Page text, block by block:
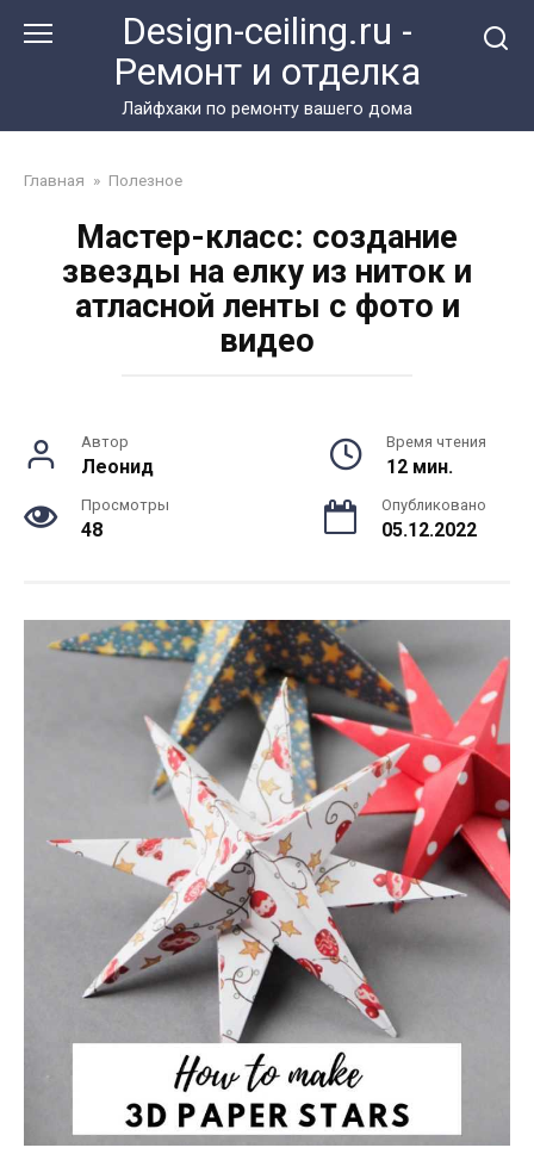
Design-ceiling.ru -
Ремонт и отделка
Лайфхаки по ремонту вашего дома
Главная » Полезное
Мастер-класс: создание
звезды на елку из ниток и
атласной ленты с фото и
видео
Автор
Леонид
Время чтения
12 мин.
Просмотры
48
Опубликовано
05.12.2022